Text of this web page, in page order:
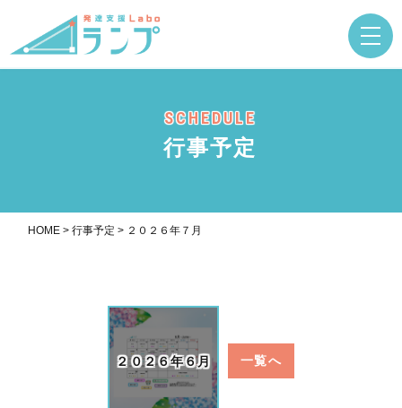
SCHEDULE
行事予定
HOME >行事予定 > ２０２６年７月
２０２６年６月 一覧へ